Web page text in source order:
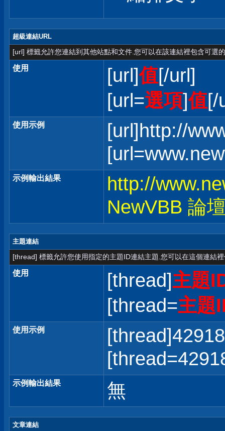
超級連結URL
[url] 標籤允許您連結到其他站點和文件.您可以在該連結裡包含可選
使用 [url]值[/url]
[url=選項]值[/
使用示例
[url]http://
示例輸出結果
http://
NewVBB 論
主題連結
[thread] 標籤允許您使用指定的主題ID連結主題.您可以在這個連結
使用 [thread]主題
[thread=主題
使用示例
示例輸出結果 無
文章連結